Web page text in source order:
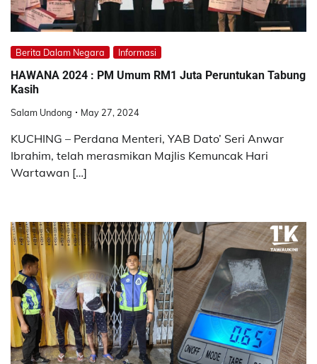
Berita Dalam Negara Informasi
HAWANA 2024 : PM Umum RM1 Juta Peruntukan Tabung
Kasih
Salam Undong May 27, 2024
KUCHING – Perdana Menteri, YAB Dato’ Seri Anwar
Ibrahim, telah merasmikan Majlis Kemuncak Hari
Wartawan […]